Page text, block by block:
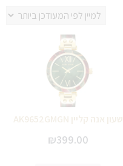
שעון אנה קליין AK9652GMGN
₪399.00